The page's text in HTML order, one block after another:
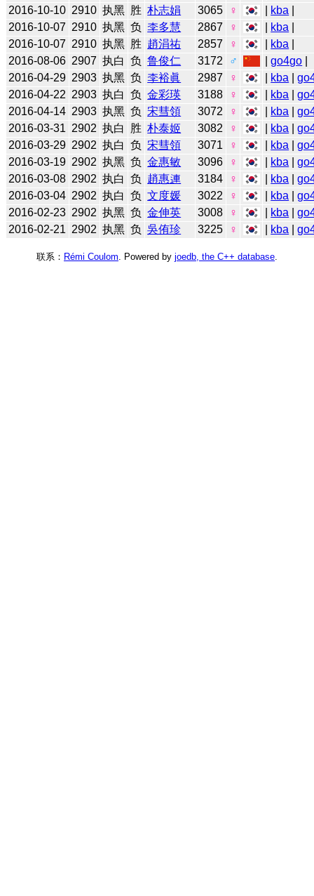
2016-10-10 2910 执黑 胜 朴志娟 3065 ♀ kba
2016-10-07 2910 执黑 负 李多慧 2867 ♀ kba
2016-10-07 2910 执黑 胜 趙涓祐 2857 ♀ kba
2016-08-06 2907 执白 负 鲁俊仁 3172 ♂ |go4go
2016-04-29 2903 执黑 负 李裕眞 2987 ♀ kba |
2016-04-22 2903 执白 负 金彩瑛 3188 ♀ kba |
2016-04-14 2903 执黑 负 宋彗領 3072 ♀ kba |
2016-03-31 2902 执白 胜 朴泰姬 3082 ♀ kba |
2016-03-29 2902 执白 负 宋彗領 3071 ♀ kba |
2016-03-19 2902 执黑 负 金惠敏 3096 ♀ kba |
2016-03-08 2902 执白 负 趙惠連 3184 ♀ kba |
2016-03-04 2902 执白 负 文度媛 3022 ♀ kba |
2016-02-23 2902 执黑 负 金伸英 3008 ♀ kba |
2016-02-21 2902 执黑 负 吳侑珍 3225 ♀ kba |
联系： Rémi Coulom . Powered by joedb, the C++ database